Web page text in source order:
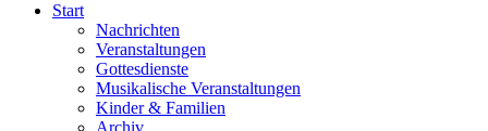
Start
Nachrichten
Veranstaltungen
Gottesdienste
Musikalische Veranstaltungen
Kinder & Familien
Archiv